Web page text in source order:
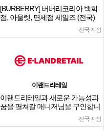
[BURBERRY] 버버리코리아 백화
점, 아울렛, 면세점 세일즈 (전국)
전국 지점
이랜드리테일
이랜드리테일과 새로운 가능성과
꿈을 펼쳐갈 매니저님을 구인합니
전국 지점